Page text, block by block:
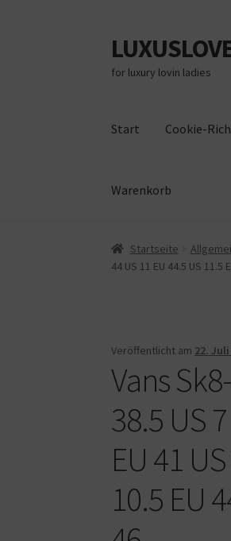
Zur
Navigation
springen
Zum
Inhalt
springen
for luxury lovin ladies
Start Cookie-
Warenkorb
Start Cookie-
Startseite
44 US 11 EU 44.5 US 11.5
Veröffentlicht am 22. Juli
Vans
38.5 US
EU 41
10.5 EU